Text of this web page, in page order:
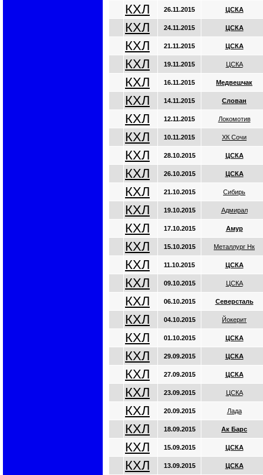
КХЛ 26.11.2015 ЦСКА
КХЛ 24.11.2015 ЦСКА
КХЛ 21.11.2015 ЦСКА
КХЛ 19.11.2015 ЦСКА
КХЛ 16.11.2015 Медвешчак
КХЛ 14.11.2015 Слован
КХЛ 12.11.2015 Локомотив
КХЛ 10.11.2015 ХК Сочи
КХЛ 28.10.2015 ЦСКА
КХЛ 26.10.2015 ЦСКА
КХЛ 21.10.2015 Сибирь
КХЛ 19.10.2015 Адмирал
КХЛ 17.10.2015 Амур
КХЛ 15.10.2015 Металлург Нк
КХЛ 11.10.2015 ЦСКА
КХЛ 09.10.2015 ЦСКА
КХЛ 06.10.2015 Северсталь
КХЛ 04.10.2015 Йокерит
КХЛ 01.10.2015 ЦСКА
КХЛ 29.09.2015 ЦСКА
КХЛ 27.09.2015 ЦСКА
КХЛ 23.09.2015 ЦСКА
КХЛ 20.09.2015 Лада
КХЛ 18.09.2015 Ак Барс
КХЛ 15.09.2015 ЦСКА
КХЛ 13.09.2015 ЦСКА